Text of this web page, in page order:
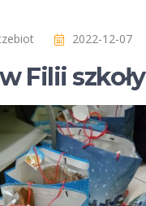
2022-12-07
Filii szkoły